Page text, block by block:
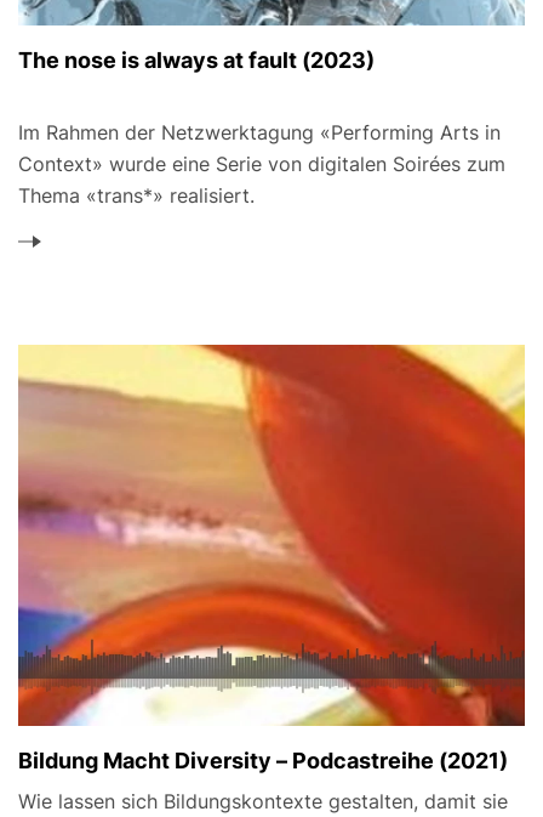
The nose is always at fault (2023)
Im Rahmen der Netzwerktagung «Performing Arts in
Context» wurde eine Serie von digitalen Soirées zum
Thema «trans*» realisiert.
Bildung Macht Diversity – Podcastreihe (2021)
Wie lassen sich Bildungskontexte gestalten, damit sie